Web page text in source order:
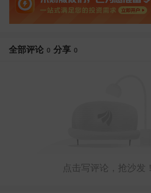
全部评论 0 分享 0
点击写评论，抢沙发！